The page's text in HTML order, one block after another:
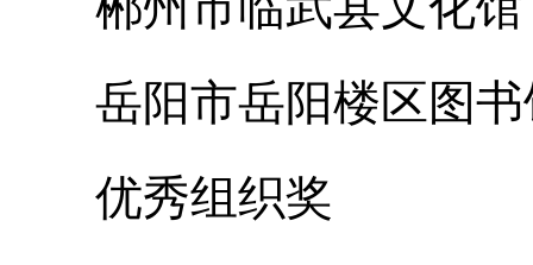
岳阳市岳阳楼区图书
优秀组织奖